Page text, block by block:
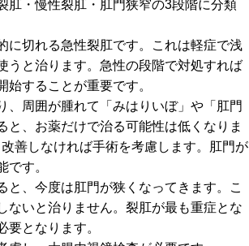
肛・慢性裂肛・肛門狭窄の3段階に分類
に切れる急性裂肛です。これは軽症で浅
うと治ります。急性の段階で対処すれば
することが重要です。
、周囲が腫れて「みはりいぼ」や「肛門
、お薬だけで治る可能性は低くなりま
善しなければ手術を考慮します。肛門が
です。
、今度は肛門が狭くなってきます。こ
ないと治りません。裂肛が最も重症とな
要となります。